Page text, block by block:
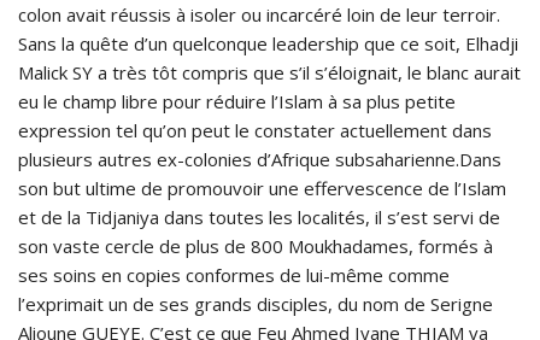
colon avait réussis à isoler ou incarcéré loin de leur terroir.
Sans la quête d’un quelconque leadership que ce soit, Elhadji
Malick SY a très tôt compris que s’il s’éloignait, le blanc aurait
eu le champ libre pour réduire l’Islam à sa plus petite
expression tel qu’on peut le constater actuellement dans
plusieurs autres ex-colonies d’Afrique subsaharienne.Dans
son but ultime de promouvoir une effervescence de l’Islam
et de la Tidjaniya dans toutes les localités, il s’est servi de
son vaste cercle de plus de 800 Moukhadames, formés à
ses soins en copies conformes de lui-même comme
l’exprimait un de ses grands disciples, du nom de Serigne
Alioune GUEYE. C’est ce que Feu Ahmed Iyane THIAM va